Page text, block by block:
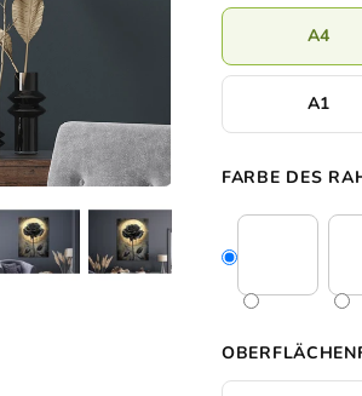
A4
A1
FARBE DES